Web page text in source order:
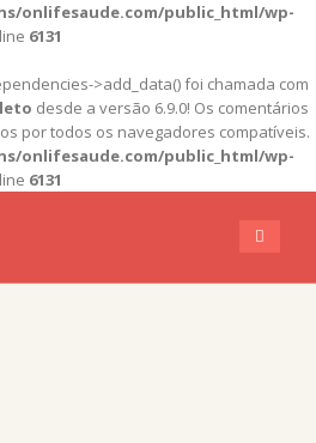
onlifesaude.com/public_html/wp-
6131
>add_data() foi chamada com
desde a versão 6.9.0! Os comentários
por todos os navegadores compatíveis.
onlifesaude.com/public_html/wp-
6131